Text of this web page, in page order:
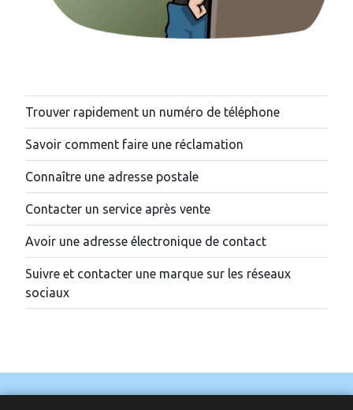
Trouver rapidement un numéro de téléphone
Savoir comment faire une réclamation
Connaître une adresse postale
Contacter un service après vente
Avoir une adresse électronique de contact
Suivre et contacter une marque sur les réseaux
sociaux